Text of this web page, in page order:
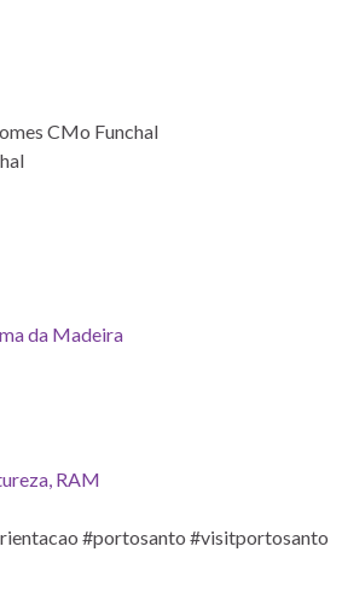
CMo Funchal
da Madeira
RAM
#portosanto #visitportosanto